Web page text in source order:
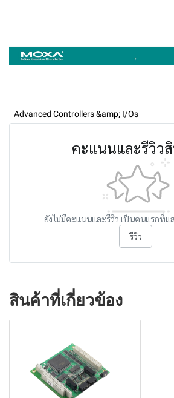
Advanced Controllers &amp; I/Os
คะแนนและรีวิว
ยังไม่มีคะแนนและรีวิว เป็นคนแรกที่แ
รีวิว
สินค้าที่เกี่ยวข้อง